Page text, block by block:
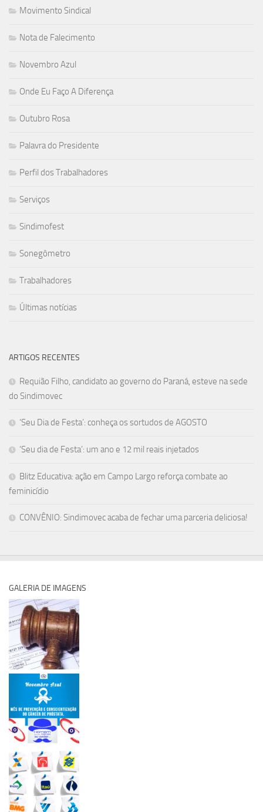
Movimento Sindical
Nota de Falecimento
Novembro Azul
Onde Eu Faço A Diferença
Outubro Rosa
Palavra do Presidente
Perfil dos Trabalhadores
Serviços
Sindimofest
Sonegômetro
Trabalhadores
Últimas notícias
ARTIGOS RECENTES
Requião Filho, candidato ao governo do Paraná, esteve na sede
do Sindimovec
‘Seu Dia de Festa’: conheça os sortudos de AGOSTO
‘Seu dia de Festa’: um ano e 12 mil reais injetados
Blitz Educativa: ação em Campo Largo reforça combate ao
feminicídio
CONVÊNIO: Sindimovec acaba de fechar uma parceria deliciosa!
GALERIA DE IMAGENS